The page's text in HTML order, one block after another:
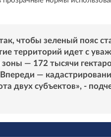
чтобы зеленый пояс
территорий идет с
— 172 тысячи
—
двух субъектов», -